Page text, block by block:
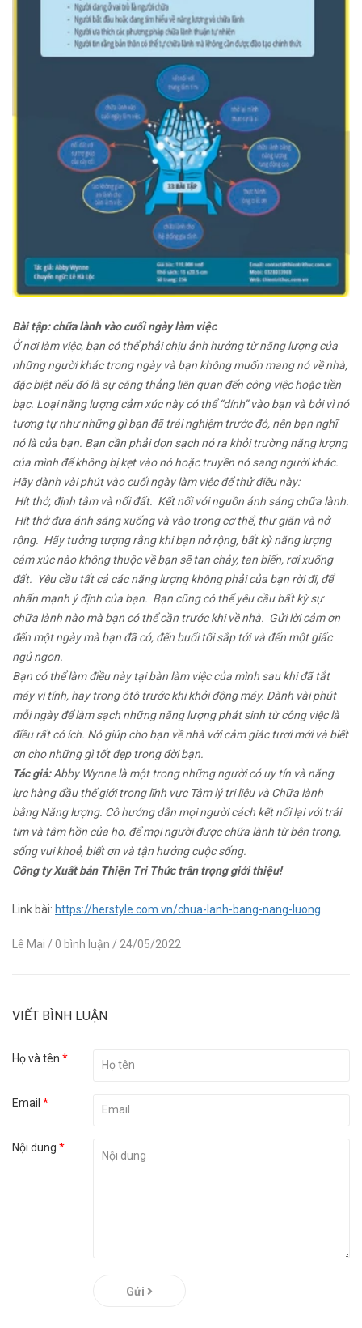
Bài tập: chữa lành vào cuối ngày làm việc
Ở nơi làm việc, bạn có thể phải chịu ảnh hưởng từ năng lượng của
những người khác trong ngày và bạn không muốn mang nó về nhà,
đặc biệt nếu đó là sự căng thẳng liên quan đến công việc hoặc tiền
bạc. Loại năng lượng cảm xúc này có thể “dính” vào bạn và bởi vì nó
tương tự như những gì bạn đã trải nghiệm trước đó, nên bạn nghĩ
nó là của bạn. Bạn cần phải dọn sạch nó ra khỏi trường năng lượng
của mình để không bị kẹt vào nó hoặc truyền nó sang người khác.
Hãy dành vài phút vào cuối ngày làm việc để thử điều này:
 Hít thở, định tâm và nối đất.  Kết nối với nguồn ánh sáng chữa lành.
 Hít thở đưa ánh sáng xuống và vào trong cơ thể, thư giãn và nở
rộng.  Hãy tưởng tượng rằng khi bạn nở rộng, bất kỳ năng lượng
cảm xúc nào không thuộc về bạn sẽ tan chảy, tan biến, rơi xuống
đất.  Yêu cầu tất cả các năng lượng không phải của bạn rời đi, để
nhấn mạnh ý định của bạn.  Bạn cũng có thể yêu cầu bất kỳ sự
chữa lành nào mà bạn có thể cần trước khi về nhà.  Gửi lời cảm ơn
đến một ngày mà bạn đã có, đến buổi tối sắp tới và đến một giấc
ngủ ngon.
Bạn có thể làm điều này tại bàn làm việc của mình sau khi đã tắt
máy vi tính, hay trong ôtô trước khi khởi động máy. Dành vài phút
mỗi ngày để làm sạch những năng lượng phát sinh từ công việc là
điều rất có ích. Nó giúp cho bạn về nhà với cảm giác tươi mới và biết
ơn cho những gì tốt đẹp trong đời bạn.
Tác giả:Abby Wynne là một trong những người có uy tín và năng
lực hàng đầu thế giới trong lĩnh vực Tâm lý trị liệu và Chữa lành
bằng Năng lượng. Cô hướng dẫn mọi người cách kết nối lại với trái
tim và tâm hồn của họ, để mọi người được chữa lành từ bên trong,
sống vui khoẻ, biết ơn và tận hưởng cuộc sống.
Công ty Xuất bản Thiện Tri Thức trân trọng giới thiệu!
Link bài: https://herstyle.com.vn/chua-lanh-bang-nang-luong
Lê Mai / 0 bình luận / 24/05/2022
VIẾT BÌNH LUẬN
Họ và tên *
Email *
Nội dung *
Gửi